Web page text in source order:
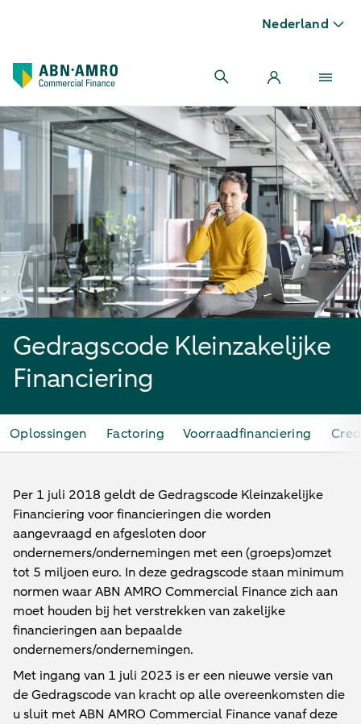
Nederland
Gedragscode Kleinzakelijke
Financiering
Oplossingen Factoring Voorraadfinanciering
Per 1 juli 2018 geldt de Gedragscode Kleinzakelijke
Financiering voor financieringen die worden
aangevraagd en afgesloten door
ondernemers/ondernemingen met een (groeps)omzet
tot 5 miljoen euro. In deze gedragscode staan minimum
normen waar ABN AMRO Commercial Finance zich aan
moet houden bij het verstrekken van zakelijke
financieringen aan bepaalde
ondernemers/ondernemingen.
Met ingang van 1 juli 2023 is er een nieuwe versie van
de Gedragscode van kracht op alle overeenkomsten die
u sluit met ABN AMRO Commercial Finance vanaf deze